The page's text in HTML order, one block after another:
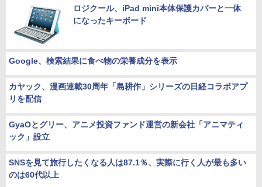
ロジクール、iPad mini本体保護カバーと一体
になったキーボード
Google、検索結果に食べ物の栄養成分を表示
カヤック、漫画連載30周年「島耕作」シリーズの日経コラボアプ
リを配信
GyaOとグリー、アニメ投資ファンド運営の新会社「アニマティ
ック」設立
SNSを見て旅行したくなる人は87.1％、実際に行く人が最も多い
のは60代以上